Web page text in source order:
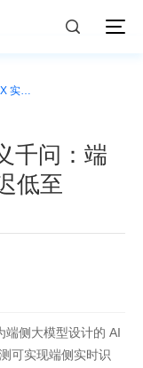
瑞芯微RK182X 实测通义千问：端侧实时识图、摘要，延迟低至 0.1s
千问：端
低至
端侧大模型设计的 AI
可实现端侧实时识